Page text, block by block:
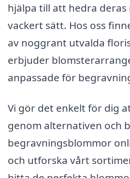
hjälpa till att hedra
vackert sätt. Hos oss
av noggrant utvalda
erbjuder
anpassade för
Vi gör det enkelt för dig
genom alternativen och
begravningsblommor
och utforska vårt